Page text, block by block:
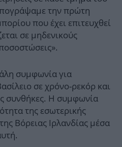
την πρώτη
που έχει επιτευχθεί
σε μηδενικούς
συμφωνία για
σε χρόνο-ρεκόρ και
συνθήκες. Η συμφωνία
της εσωτερικής
Βόρειας Ιρλανδίας μέσα